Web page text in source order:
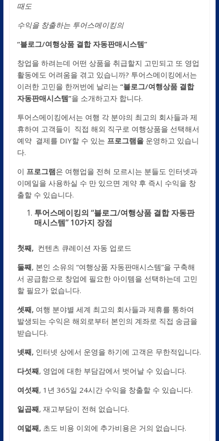
때도
수익을 창출하는 투어스메이킹의
“블로그/여행상품 결합 자동판매시스템”
창업을 하려는데 어떤 상품을 취급할지 고민되고 또 영업
활동에도 어려움을 겪고 있습니까? 투어스메이킹에서는
이러한 고민을 한꺼번에 날리는 “블로그/여행상품 결합
자동판매시스템”을 소개하고자 합니다.
투어스메이킹에서는 여행 각 분야의 최고의 회사들과 제
휴하여 고객들이 직접 해외 직구로 여행상품을 선택해서
예약 결제를 DIY할 수 있는 프로그램을 운영하고 있습니
다.
이 프로그램은 여행업을 전혀 모르시는 분들도 인터넷과
이메일을 사용하실 수 만 있으면 계약 후 즉시 수익을 창
출할 수 있습니다.
투어스메이킹의 “블로그/여행상품 결합 자동판
매시스템” 10가지 장점
첫째, 컨텐츠 큐레이션 자동 업로드
둘째, 본인 소유의 “여행상품 자동판매시스템”을 구축해
서 공급함으로 창업에 필요한 아이템을 선택하는데 고민
할 필요가 없습니다.
셋째, 여행 분야별 세계 최고의 회사들과 제휴를 통하여
발생되는 수익은 해외로부터 본인의 계좌로 직접 송금을
받습니다.
넷째, 인터넷 상에서 운영을 하기에 고객은 무한적입니다.
다섯째, 영업에 대한 부담감에서 벗어날 수 있습니다.
여섯째, 1년 365일 24시간 수익을 창출할 수 있습니다.
일곱째, 재고부담이 전혀 없습니다.
여덟째, 초도 비용 이외에 추가비용은 거의 없습니다.